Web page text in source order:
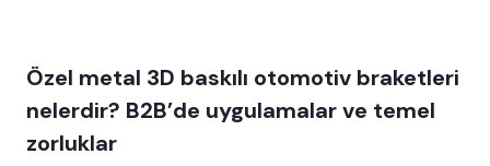
Özel metal 3D baskılı otomotiv braketleri
nelerdir? B2B’de uygulamalar ve temel
zorluklar